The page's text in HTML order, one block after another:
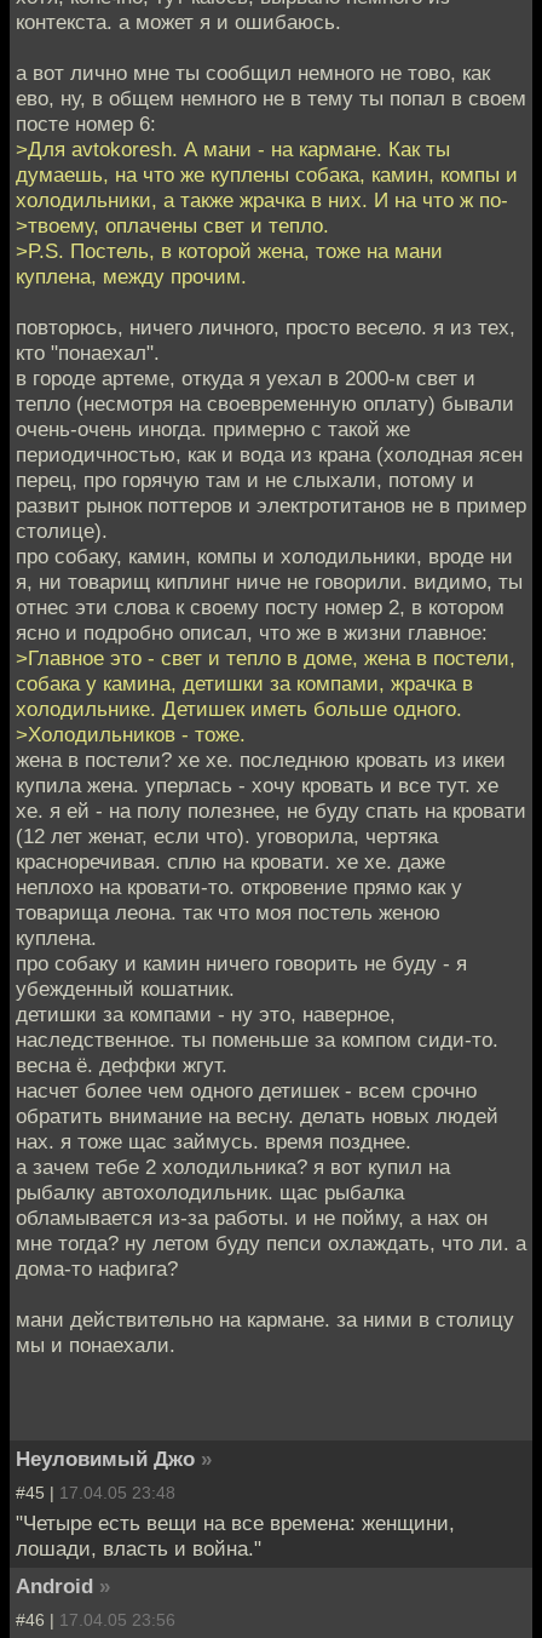
контекста. а может я и ошибаюсь.
а вот лично мне ты сообщил немного не тово, как
ево, ну, в общем немного не в тему ты попал в своем
посте номер 6:
>Для avtokoresh. А мани - на кармане. Как ты
думаешь, на что же куплены собака, камин, компы и
холодильники, а также жрачка в них. И на что ж по-
>твоему, оплачены свет и тепло.
>P.S. Постель, в которой жена, тоже на мани
куплена, между прочим.
повторюсь, ничего личного, просто весело. я из тех,
кто "понаехал".
в городе артеме, откуда я уехал в 2000-м свет и
тепло (несмотря на своевременную оплату) бывали
очень-очень иногда. примерно с такой же
периодичностью, как и вода из крана (холодная ясен
перец, про горячую там и не слыхали, потому и
развит рынок поттеров и электротитанов не в пример
столице).
про собаку, камин, компы и холодильники, вроде ни
я, ни товарищ киплинг ниче не говорили. видимо, ты
отнес эти слова к своему посту номер 2, в котором
ясно и подробно описал, что же в жизни главное:
>Главное это - свет и тепло в доме, жена в постели,
собака у камина, детишки за компами, жрачка в
холодильнике. Детишек иметь больше одного.
>Холодильников - тоже.
жена в постели? хе хе. последнюю кровать из икеи
купила жена. уперлась - хочу кровать и все тут. хе
хе. я ей - на полу полезнее, не буду спать на кровати
(12 лет женат, если что). уговорила, чертяка
красноречивая. сплю на кровати. хе хе. даже
неплохо на кровати-то. откровение прямо как у
товарища леона. так что моя постель женою
куплена.
про собаку и камин ничего говорить не буду - я
убежденный кошатник.
детишки за компами - ну это, наверное,
наследственное. ты поменьше за компом сиди-то.
весна ё. деффки жгут.
насчет более чем одного детишек - всем срочно
обратить внимание на весну. делать новых людей
нах. я тоже щас займусь. время позднее.
а зачем тебе 2 холодильника? я вот купил на
рыбалку автохолодильник. щас рыбалка
обламывается из-за работы. и не пойму, а нах он
мне тогда? ну летом буду пепси охлаждать, что ли. а
дома-то нафига?
мани действительно на кармане. за ними в столицу
мы и понаехали.
Неуловимый Джо »
#45 | 17.04.05 23:48
"Четыре есть вещи на все времена: женщини,
лошади, власть и война."
Android »
#46 | 17.04.05 23:56